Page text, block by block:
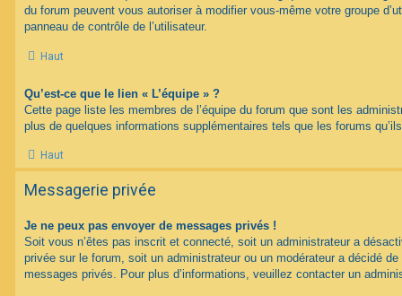
du forum peuvent vous autoriser à modifier vous-même votre groupe
panneau de contrôle de l’utilisateur.
Haut
Qu’est-ce que le lien « L’équipe » ?
Cette page liste les membres de l’équipe du forum que sont les
plus de quelques informations supplémentaires tels que les forums
Haut
Messagerie privée
Je ne peux pas envoyer de messages privés !
Soit vous n’êtes pas inscrit et connecté, soit un administrateur a
privée sur le forum, soit un administrateur ou un modérateur a décidé de
messages privés. Pour plus d’informations, veuillez contacter un